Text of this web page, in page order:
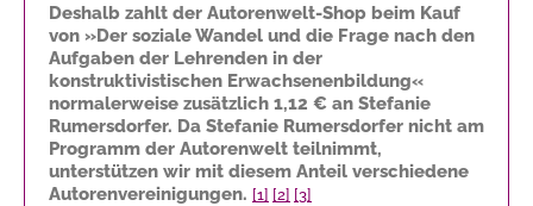
Deshalb zahlt der Autorenwelt-Shop beim Kauf
von »Der soziale Wandel und die Frage nach den
Aufgaben der Lehrenden in der
konstruktivistischen Erwachsenenbildung«
normalerweise zusätzlich 1,12 € an Stefanie
Rumersdorfer. Da Stefanie Rumersdorfer nicht am
Programm der Autorenwelt teilnimmt,
unterstützen wir mit diesem Anteil verschiedene
Autorenvereinigungen. [1] [2] [3]